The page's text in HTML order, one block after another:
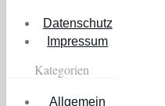
Datenschutz
Impressum
Kategorien
Allgemein